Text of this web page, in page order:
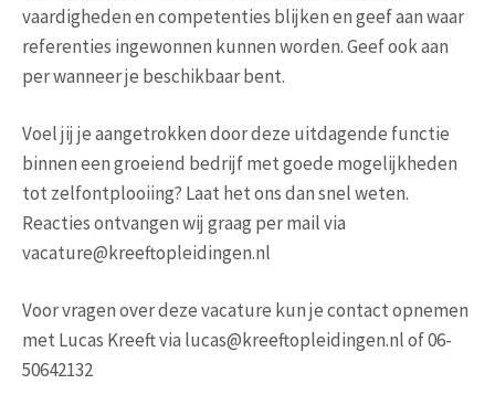
vaardigheden en competenties blijken en geef aan waar
referenties ingewonnen kunnen worden. Geef ook aan
per wanneer je beschikbaar bent.
Voel jij je aangetrokken door deze uitdagende functie
binnen een groeiend bedrijf met goede mogelijkheden
tot zelfontplooiing? Laat het ons dan snel weten.
Reacties ontvangen wij graag per mail via
vacature@kreeftopleidingen.nl
Voor vragen over deze vacature kun je contact opnemen
met Lucas Kreeft via lucas@kreeftopleidingen.nl of 06-
50642132